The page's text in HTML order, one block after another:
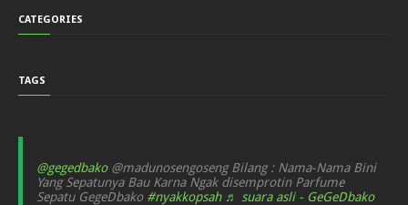
CATEGORIES
TAGS
@gegedbako@madunosengoseng Bilang : Nama-Nama Bini
Yang Sepatunya Bau Karna Ngak disemprotin Parfume
Sepatu GegeDbako #nyakkopsah ♬ suara asli - GeGeDbako